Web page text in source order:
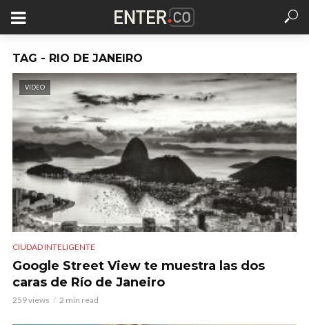
TAG - RIO DE JANEIRO
VIDEO
CIUDAD INTELIGENTE
Google Street View te muestra las dos
caras de Río de Janeiro
259 views 2 min read